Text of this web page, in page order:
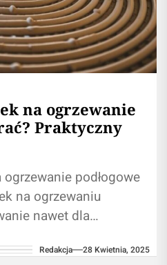
na ogrzewanie
Praktyczny
podłogowe
na ogrzewaniu
nawet dla
kluczowe...
Redakcja 28 Kwietnia, 2025